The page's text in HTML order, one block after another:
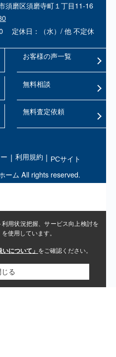
須磨区須磨寺町１丁目11-16
定休日：（水）/ 他 不定休
お客様の声一覧
無料相談
無料査定依頼
利用規約 PCサイト
ーム All rights reserved.
用状況把握、サービス向上検討を
使用しています。
いについて」 をご確認ください。
じる